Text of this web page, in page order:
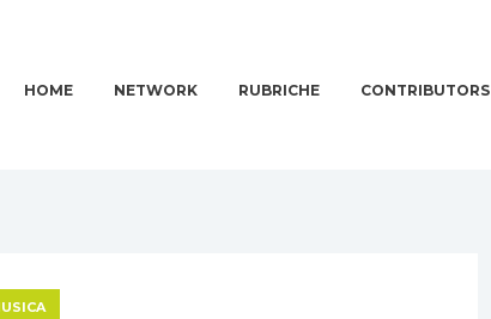
HOME NETWORK RUBRICHE CONTRIBUTORS